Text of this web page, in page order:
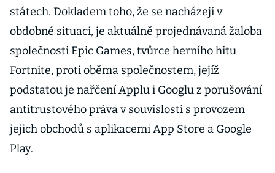
státech. Dokladem toho, že se nacházejí v
obdobné situaci, je aktuálně projednávaná žaloba
společnosti Epic Games, tvůrce herního hitu
Fortnite, proti oběma společnostem, jejíž
podstatou je nařčení Applu i Googlu z porušování
antitrustového práva v souvislosti s provozem
jejich obchodů s aplikacemi App Store a Google
Play.